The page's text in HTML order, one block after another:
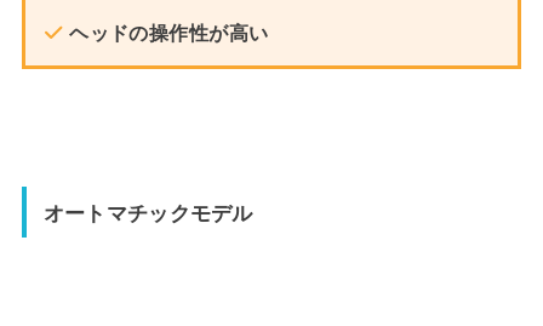
ヘッドの操作性が高い
オートマチックモデル